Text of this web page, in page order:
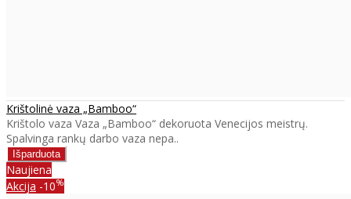
Krištolinė vaza „Bamboo“
Krištolo vaza Vaza „Bamboo“ dekoruota Venecijos meistrų.
Spalvinga rankų darbo vaza nepa..
Naujiena
Akcija -10%